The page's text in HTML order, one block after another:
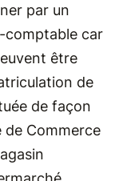
par un
comptable car
être
de
de façon
de Commerce